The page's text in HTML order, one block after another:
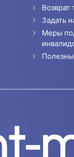
Возврат
Задать
Меры